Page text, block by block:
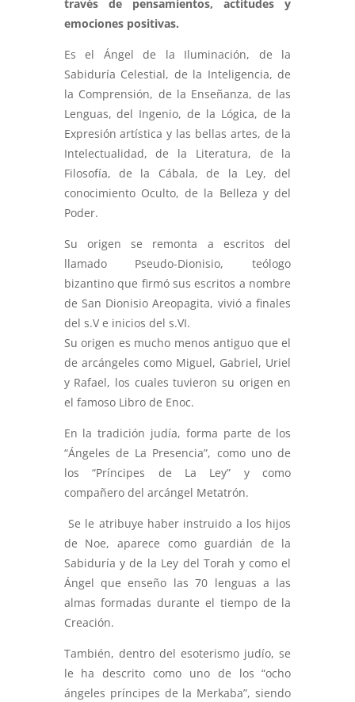
través de pensamientos, actitudes y
emociones positivas.
Es el Ángel de la Iluminación, de la
Sabiduría Celestial, de la Inteligencia, de
la Comprensión, de la Enseñanza, de las
Lenguas, del Ingenio, de la Lógica, de la
Expresión artística y las bellas artes, de la
Intelectualidad, de la Literatura, de la
Filosofía, de la Cábala, de la Ley, del
conocimiento Oculto, de la Belleza y del
Poder.
Su origen se remonta a escritos del
llamado Pseudo-Dionisio, teólogo
bizantino que firmó sus escritos a nombre
de San Dionisio Areopagita, vivió a finales
del s.V e inicios del s.VI.
Su origen es mucho menos antiguo que el
de arcángeles como Miguel, Gabriel, Uriel
y Rafael, los cuales tuvieron su origen en
el famoso Libro de Enoc.
En la tradición judía, forma parte de los
“Ángeles de La Presencia”, como uno de
los “Príncipes de La Ley” y como
compañero del arcángel Metatrón.
Se le atribuye haber instruido a los hijos
de Noe, aparece como guardián de la
Sabiduría y de la Ley del Torah y como el
Ángel que enseño las 70 lenguas a las
almas formadas durante el tiempo de la
Creación.
También, dentro del esoterismo judío, se
le ha descrito como uno de los “ocho
ángeles príncipes de la Merkaba”, siendo